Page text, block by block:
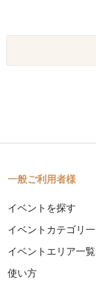
一般ご利用者様
イベントを探す
イベントカテゴリ
イベントエリア一覧
使い方